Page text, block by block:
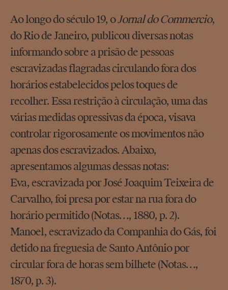
Ao longo do século 19, oJornal do Commercio,
do Rio de Janeiro, publicou diversas notas
informando sobre a prisão de pessoas
escravizadas flagradas circulando fora dos
horários estabelecidos pelos toques de
recolher. Essa restrição à circulação, uma das
várias medidas opressivas da época, visava
controlar rigorosamente os movimentos não
apenas dos escravizados. Abaixo,
apresentamos algumas dessas notas:
Eva, escravizada por José Joaquim Teixeira de
Carvalho, foi presa por estar na rua fora do
horário permitido (Notas…, 1880, p. 2).
Manoel, escravizado da Companhia do Gás, foi
detido na freguesia de Santo Antônio por
circular fora de horas sem bilhete (Notas…,
1870, p. 3).